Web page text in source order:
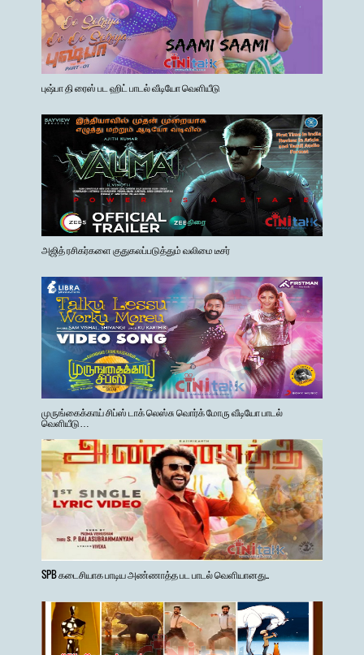
புஷ்பா தி ரைஸ் பட ஹிட் பாடல் வீடியோ வெளியீடு
அஜித் ரசிகர்களை குதுகலப்படுத்தும் வலிமை டீசர்
முருங்கைக்காய் சிப்ஸ் டாக் லெஸ்சு வொர்க் மோரு வீடியோ பாடல்
வெளியீடு…
SPB கடைசியாக பாடிய அண்ணாத்த பட பாடல் வெளியானது..